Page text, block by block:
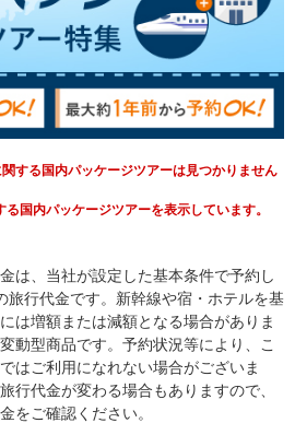
する国内パッケージツアーは見つかりません
る国内パッケージツアーを表示しています。
は、当社が設定した基本条件で予約し
旅行代金です。新幹線や宿・ホテルを基
は増額または減額となる場合がありま
動型商品です。予約状況等により、こ
はご利用になれない場合がございま
行代金が変わる場合もありますので、
をご確認ください。